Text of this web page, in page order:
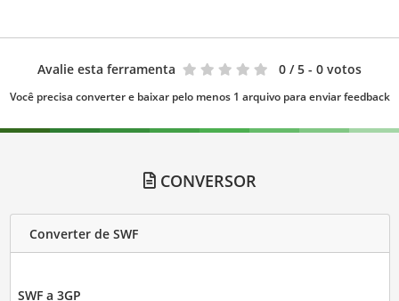
Avalie esta ferramenta 0 / 5 - 0 votos
Você precisa converter e baixar pelo menos 1 arquivo para enviar feedback
CONVERSOR
Converter de SWF
SWF a 3GP